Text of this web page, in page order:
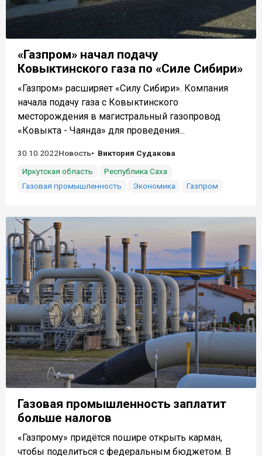
«Газпром» начал подачу
Ковыктинского газа по «Силе Сибири»
«Газпром» расширяет «Силу Сибири». Компания
начала подачу газа с Ковыктинского
месторождения в магистральный газопровод
«Ковыкта - Чаянда» для проведения...
30.10.2022Новость
Виктория Судакова
Иркутская область
Республика Саха
Газовая промышленность
Экономика Газпром
Газовая промышленность заплатит
больше налогов
«Газпрому» придётся пошире открыть карман,
чтобы поделиться с федеральным бюджетом. В